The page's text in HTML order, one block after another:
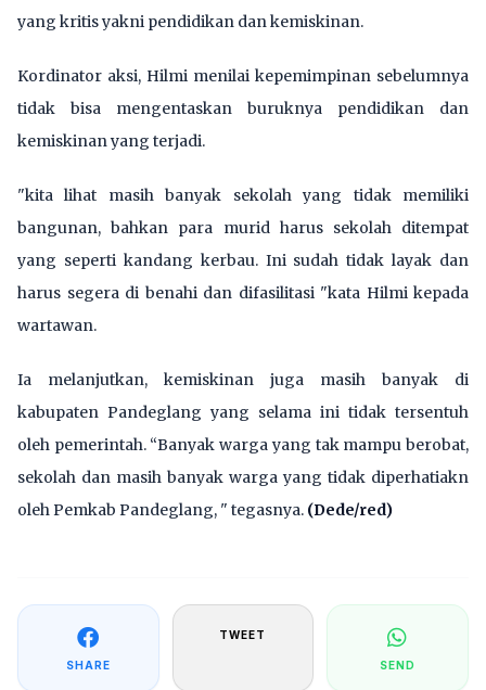
yang kritis yakni pendidikan dan kemiskinan.
Kordinator aksi, Hilmi menilai kepemimpinan sebelumnya
tidak bisa mengentaskan buruknya pendidikan dan
kemiskinan yang terjadi.
"kita lihat masih banyak sekolah yang tidak memiliki
bangunan, bahkan para murid harus sekolah ditempat
yang seperti kandang kerbau. Ini sudah tidak layak dan
harus segera di benahi dan difasilitasi "kata Hilmi kepada
wartawan.
Ia melanjutkan, kemiskinan juga masih banyak di
kabupaten Pandeglang yang selama ini tidak tersentuh
oleh pemerintah. “Banyak warga yang tak mampu berobat,
sekolah dan masih banyak warga yang tidak diperhatiakn
oleh Pemkab Pandeglang, " tegasnya. (Dede/red)
SHARE
TWEET
SEND